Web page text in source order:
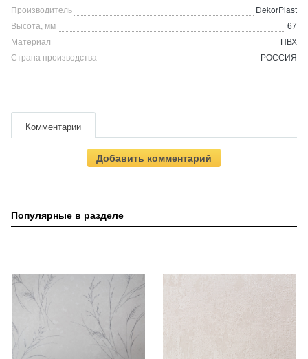
Производитель
DekorPlast
Высота, мм
67
Материал
ПВХ
Страна производства
РОССИЯ
Комментарии
Добавить комментарий
Популярные в разделе